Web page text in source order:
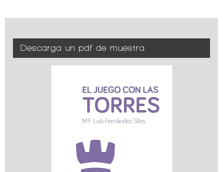
Descarga un pdf de muestra